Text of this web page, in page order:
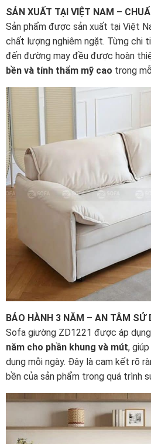
SẢN XUẤT TẠI VIỆT NAM –
Sản phẩm được sản xuất tại Việt
chất lượng nghiêm ngặt. Từng chi
đến đường may đều được hoàn
bền và tính thẩm mỹ cao trong
BẢO HÀNH 3 NĂM – AN TÂM SỬ
Sofa giường ZD1221 được áp
năm cho phần khung và mút,
dụng mỗi ngày. Đây là cam kết rõ
bền của sản phẩm trong quá trình